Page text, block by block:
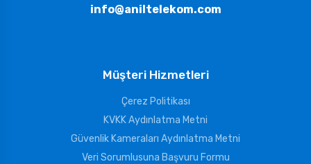
info@aniltelekom.com
Müşteri Hizmetleri
Çerez Politikası
KVKK Aydınlatma Metni
Güvenlik Kameraları Aydınlatma Metni
Veri Sorumlusuna Başvuru Formu